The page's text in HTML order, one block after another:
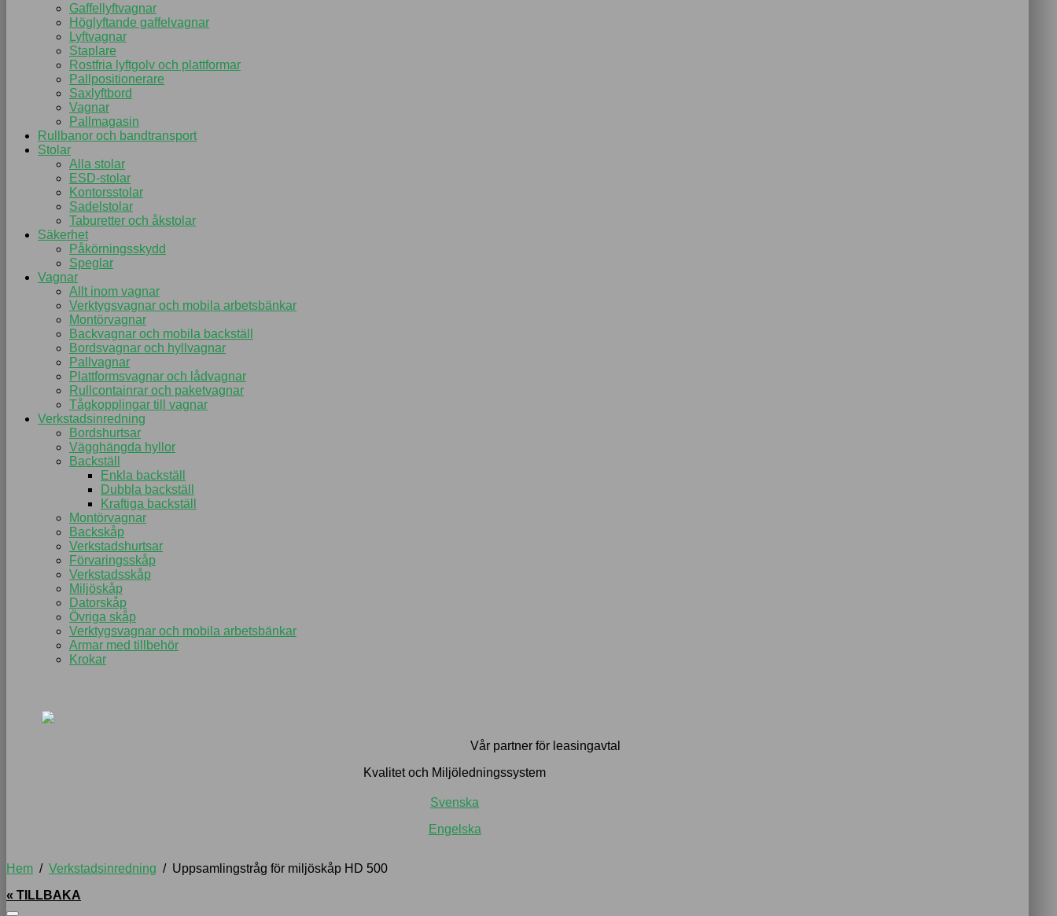
Gaffellyftvagnar
Höglyftande gaffelvagnar
Lyftvagnar
Staplare
Rostfria lyftgolv och plattformar
Pallpositionerare
Saxlyftbord
Vagnar
Pallmagasin
Rullbanor och bandtransport
Stolar
Alla stolar
ESD-stolar
Kontorsstolar
Sadelstolar
Taburetter och åkstolar
Säkerhet
Påkörningsskydd
Speglar
Vagnar
Allt inom vagnar
Verktygsvagnar och mobila arbetsbänkar
Montörvagnar
Backvagnar och mobila backställ
Bordsvagnar och hyllvagnar
Pallvagnar
Plattformsvagnar och lådvagnar
Rullcontainrar och paketvagnar
Tågkopplingar till vagnar
Verkstadsinredning
Bordshurtsar
Vägghängda hyllor
Backställ
Enkla backställ
Dubbla backställ
Kraftiga backställ
Montörvagnar
Backskåp
Verkstadshurtsar
Förvaringsskåp
Verkstadsskåp
Miljöskåp
Datorskåp
Övriga skåp
Verktygsvagnar och mobila arbetsbänkar
Armar med tillbehör
Krokar
Vår partner för leasingavtal
Kvalitet och Miljöledningssystem
Svenska
Engelska
Hem / Verkstadsinredning / Uppsamlingstråg för miljöskåp HD 500
« TILLBAKA